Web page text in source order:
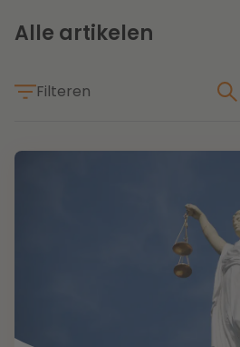
Overheid & Omgeving
Aanbesteding & Mededinging
Aansprakelijkheid &
Alle artikelen
Filteren
Thema's
Kansen en uitdagingen in de
Toekomstbestendige zorg
Wendbare onderneming